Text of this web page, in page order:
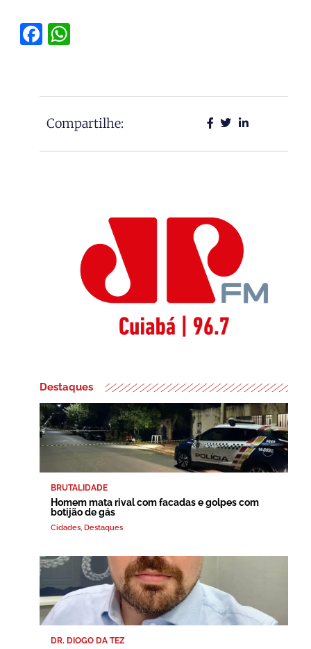
Facebook
Compartilhe:
Destaques
BRUTALIDADE
Homem mata rival com facadas e golpes com
botijão de gás
Cidades, Destaques
DR. DIOGO DA TEZ